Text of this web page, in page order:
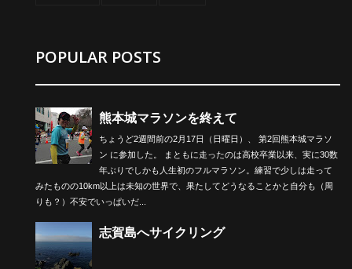
POPULAR POSTS
熊本城マラソンを終えて
ちょうど2週間前の2月17日（日曜日）、 第2回熊本城マラソ
ン に参加した。 まともに走ったのは高校卒業以来、実に30数
年ぶりでしかも人生初のフルマラソン。練習で少しは走って
みたものの10km以上は未知の世界で、果たしてどうなることかと自分も（周
りも？）不安でいっぱいだ...
志賀島へサイクリング